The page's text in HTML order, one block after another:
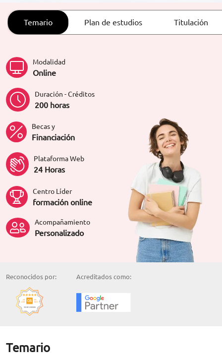
Temario Plan de estudios Titulación
Modalidad
Online
Duración - Créditos
200 horas
Becas y
Financiación
Plataforma Web
24 Horas
Centro Líder
formación online
Acompañamiento
Personalizado
Reconocidos por: Acreditados como:
Temario